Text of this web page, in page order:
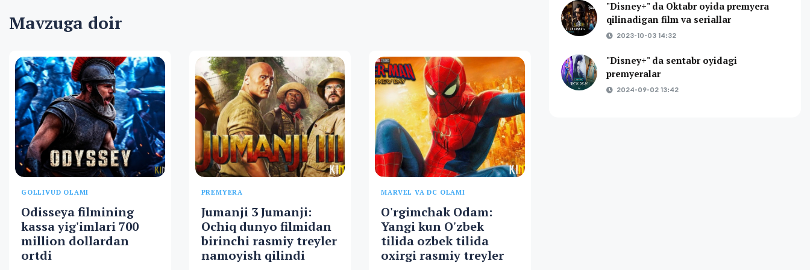
Mavzuga doir
GOLLIVUD OLAMI
Odisseya filmining
kassa yig'imlari 700
million dollardan
ortdi
PREMYERA
Jumanji 3 Jumanji:
Ochiq dunyo filmidan
birinchi rasmiy treyler
namoyish qilindi
MARVEL VA DC OLAMI
O'rgimchak Odam:
Yangi kun O'zbek
tilida ozbek tilida
oxirgi rasmiy treyler
"Disney+" da Oktabr oyida premyera
qilinadigan film va seriallar
2023-10-03 14:32
"Disney+" da sentabr oyidagi
premyeralar
2024-09-02 13:42